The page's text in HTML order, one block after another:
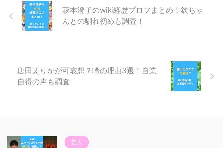
萩本澄子のwiki経歴プロフまとめ！欽ちゃ
んとの馴れ初めも調査！
唐田えりかが可哀想？噂の理由3選！自業
自得の声も調査
芸人